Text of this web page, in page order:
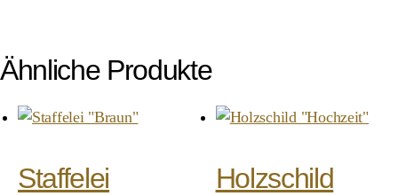
Ähnliche Produkte
Staffelei
Holzschild